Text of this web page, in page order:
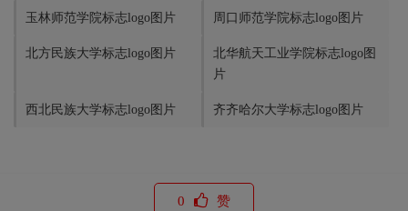
玉林师范学院标志logo图片 周口师范学院标志logo图片
北方民族大学标志logo图片
北华航天工业学院标志logo图
片
西北民族大学标志logo图片 齐齐哈尔大学标志logo图片
0 赞